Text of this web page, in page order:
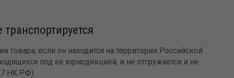
товара, если он находится на территории Российской
под ее юрисдикцией, и не отгружается и не
НК РФ).